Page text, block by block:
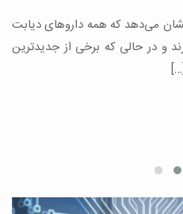
می‌دهد که همه داروهای دیابت
و در حالی که برخی از جدیدترین